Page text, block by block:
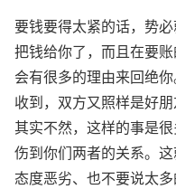
要钱要得太紧的话，势
把钱给你了，而且在要
会有很多的理由来回绝
收到，双方又照样是好
其实不然，这样的事是
伤到你们两者的关系。
态度恶劣、也不要说太